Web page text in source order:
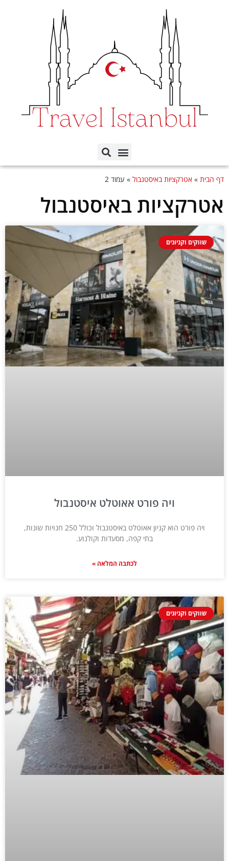
דף הבית » אטרקציות באיסטנבול » עמוד 2
אטרקציות באיסטנבול
שווקים וקניונים
ויה פורט אאוטלט איסטנבול
ויה פורט הוא קניון אאוטלט באיסטנבול וכולל 250 חנויות שונות,
בתי קפה, מסעדות וקולנוע.
לכתבה המלאה »
שווקים וקניונים